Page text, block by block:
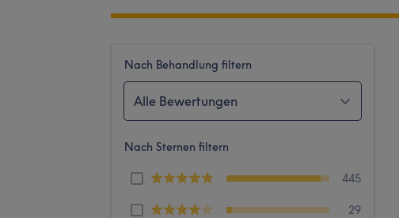
Nach Behandlung filtern
Alle Bewertungen
Nach Sternen filtern
445
29